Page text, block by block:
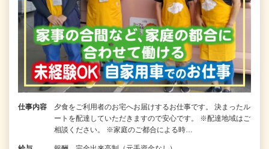
仕事内容
夕食をご利用者のお宅へお届けするお仕事です。 決まったル
ートを配達していただきますので安心です。 ※配達地域はご
相談ください。 ※家庭のご都合による時…